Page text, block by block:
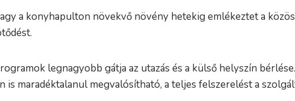
a konyhapulton növekvő növény hetekig emlékeztet a
legnagyobb gátja az utazás és a külső helyszín
is maradéktalanul megvalósítható, a teljes felszerelést a